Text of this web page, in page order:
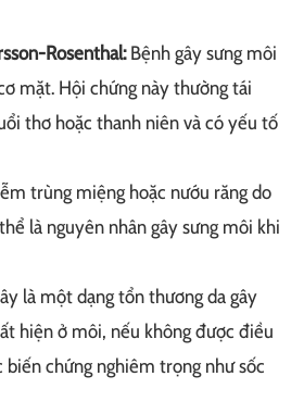
Rosenthal:Bệnh gây sưng môi
mặt. Hội chứng này thường tái
thơ hoặc thanh niên và có yếu tố
trùng miệng hoặc nướu răng do
là nguyên nhân gây sưng môi khi
là một dạng tổn thương da gây
hiện ở môi, nếu không được điều
biến chứng nghiêm trọng như sốc